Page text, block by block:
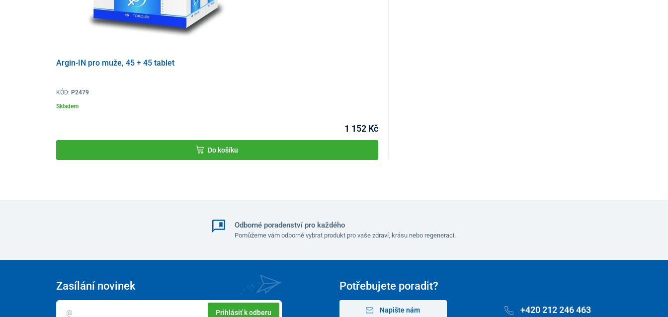
Argin-IN pro muže, 45 + 45 tablet
KÓD: P2479
Skladem
1 152 Kč
Do košíku
Odborné poradenství pro každého
Pomůžeme vám odborně vybrat produkt pro vaše zdraví, krásu nebo regeneraci.
Potřebujete poradit?
Napište nám +420 212 246 463
Zasílání novinek
Prihlásiť k odberu